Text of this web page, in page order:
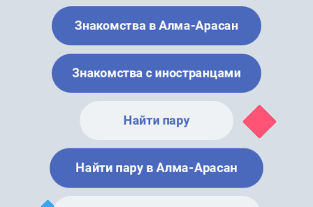
Знакомства в Алма-Арасан
Знакомства с иностранцами
Найти пару
Найти пару в Алма-Арасан